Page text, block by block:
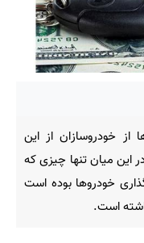
خودروسازان از این
میان تنها چیزی که
خودروها بوده است
است.